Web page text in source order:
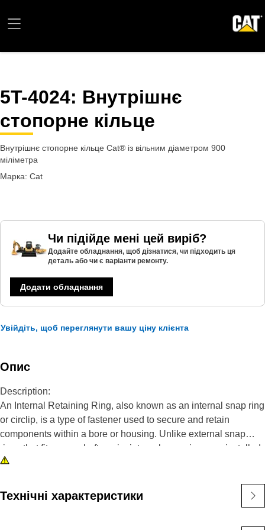
5T-4024: Внутрішнє
стопорне кільце
Внутрішнє стопорне кільце Cat® із вільним діаметром 900
міліметра
Марка: Cat
Чи підійде мені цей виріб?
Додайте обладнання, щоб дізнатися, чи підходить ця
деталь або чи є варіанти ремонту.
Додати обладнання
Увійдіть, щоб переглянути вашу ціну клієнта
Опис
Description:
An Internal Retaining Ring, also known as an internal snap ring
or circlip, is a type of fastener used to secure and retain
components within a bore or housing. Unlike external snap
rings that fit over a shaft or pin, internal snap rings are installed
inside a bore or groove to hold components in place. The main
displacement of components within a bore or housing. It acts as
a retaining device, holding components such as bearings,
Технічні характеристики